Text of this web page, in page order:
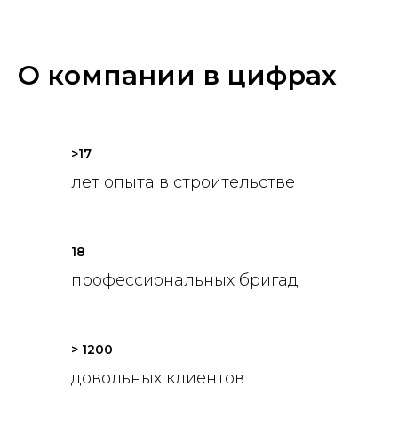
О компании в цифрах
>17
лет опыта в строительстве
18
профессиональных бригад
> 1200
довольных клиентов